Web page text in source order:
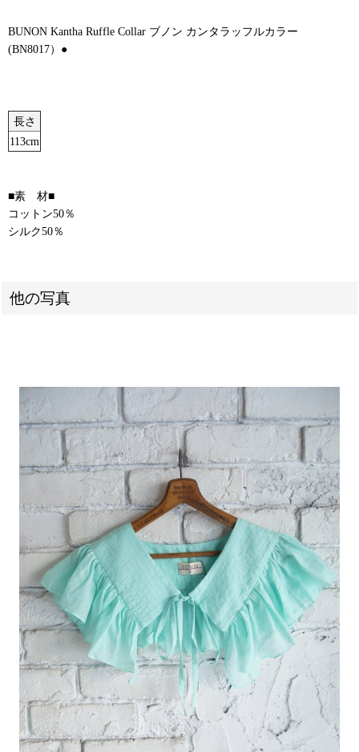
BUNON Kantha Ruffle Collar ブノン カンタラッフルカラー
(BN8017）●
長さ
113cm
■素 材■
コットン50％
シルク50％
他の写真